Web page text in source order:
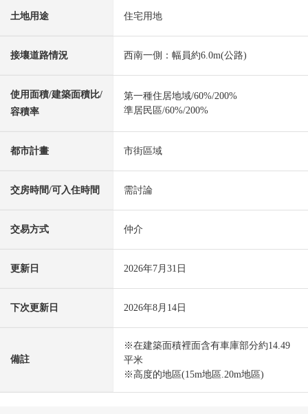
土地用途 住宅用地
接壤道路情況 西南一側：幅員約6.0m(公路)
使用面積/建築面積比/
容積率
第一種住居地域/60%/200%
準居民區/60%/200%
都市計畫 市街區域
交房時間/可入住時間 需討論
交易方式 仲介
更新日 2026年7月31日
下次更新日 2026年8月14日
備註
※在建築面積裡面含有車庫部分約14.49
平米
※高度的地區(15m地區.20m地區)